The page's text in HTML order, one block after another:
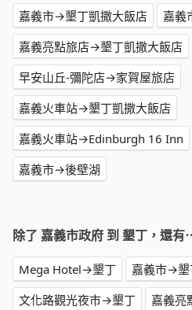
嘉義市→墾丁凱撒大飯店
嘉義
嘉義亮點旅店→墾丁凱撒大飯店
早安山丘-彌陀店→家賀屋旅店
嘉義火車站→墾丁凱撒大飯店
嘉義火車站→Edinburgh 16 Inn
嘉義市→後壁湖
除了 嘉義市政府 到 墾丁，還
Mega Hotel→墾丁 嘉義市→墾
文化路觀光夜市→墾丁
嘉義亮